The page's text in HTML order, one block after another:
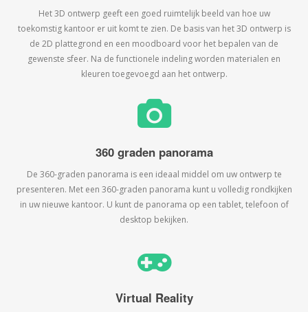
Het 3D ontwerp geeft een goed ruimtelijk beeld van hoe uw
toekomstig kantoor er uit komt te zien. De basis van het 3D ontwerp is
de 2D plattegrond en een moodboard voor het bepalen van de
gewenste sfeer. Na de functionele indeling worden materialen en
kleuren toegevoegd aan het ontwerp.
360 graden panorama
De 360-graden panorama is een ideaal middel om uw ontwerp te
presenteren. Met een 360-graden panorama kunt u volledig rondkijken
in uw nieuwe kantoor. U kunt de panorama op een tablet, telefoon of
desktop bekijken.
Virtual Reality